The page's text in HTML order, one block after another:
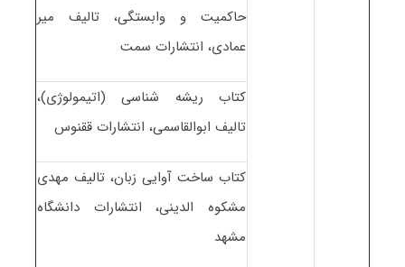
حاکمیت و وابستگی، تالیف میر
عمادی، انتشارات سمت
کتاب ریشه شناسی (اتیمولوژی)،
تالیف ابوالقاسمی، انتشارات ققنوس
کتاب ساخت آوایی زبان، تالیف مهدی
مشکوه الدینی، انتشارات دانشگاه
مشهد